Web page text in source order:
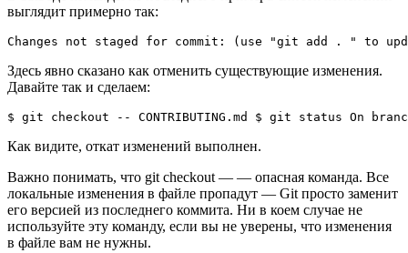
выглядит примерно так:
Changes not staged for commit: (use "git add . " to
Здесь явно сказано как отменить существующие изменения.
Давайте так и сделаем:
$ git checkout -- CONTRIBUTING.md $ git status On
Как видите, откат изменений выполнен.
Важно понимать, что git checkout — — опасная команда. Все
локальные изменения в файле пропадут — Git просто заменит
его версией из последнего коммита. Ни в коем случае не
используйте эту команду, если вы не уверены, что изменения
в файле вам не нужны.